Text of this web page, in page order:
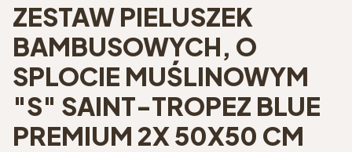
ZESTAW PIELUSZEK
BAMBUSOWYCH, O
SPLOCIE MUŚLINOWYM
"S" SAINT-TROPEZ BLUE
PREMIUM 2X 50X50 CM